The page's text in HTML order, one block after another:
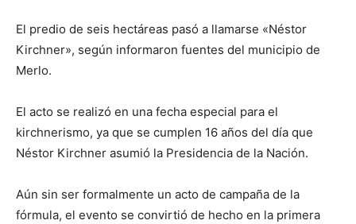
El predio de seis hectáreas pasó a llamarse «Néstor
Kirchner», según informaron fuentes del municipio de
Merlo.
El acto se realizó en una fecha especial para el
kirchnerismo, ya que se cumplen 16 años del día que
Néstor Kirchner asumió la Presidencia de la Nación.
Aún sin ser formalmente un acto de campaña de la
fórmula, el evento se convirtió de hecho en la primera